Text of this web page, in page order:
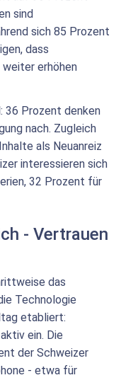
sind
sich 85 Prozent
dass
erhöhen
36 Prozent denken
nach. Zugleich
als Neuanreiz
interessieren sich
32 Prozent für
- Vertrauen
das
Technologie
etabliert:
ein. Die
der Schweizer
- etwa für